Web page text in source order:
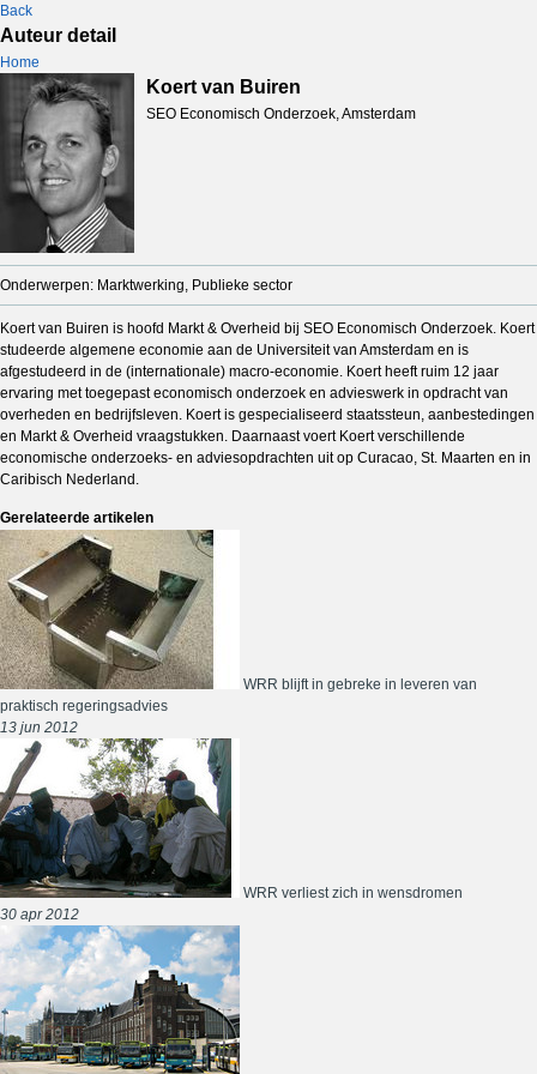
Back
Auteur detail
Home
Koert van Buiren
SEO Economisch Onderzoek, Amsterdam
Onderwerpen: Marktwerking, Publieke sector
Koert van Buiren is hoofd Markt & Overheid bij SEO Economisch Onderzoek. Koert
studeerde algemene economie aan de Universiteit van Amsterdam en is
afgestudeerd in de (internationale) macro-economie. Koert heeft ruim 12 jaar
ervaring met toegepast economisch onderzoek en advieswerk in opdracht van
overheden en bedrijfsleven. Koert is gespecialiseerd staatssteun, aanbestedingen
en Markt & Overheid vraagstukken. Daarnaast voert Koert verschillende
economische onderzoeks- en adviesopdrachten uit op Curacao, St. Maarten en in
Caribisch Nederland.
Gerelateerde artikelen
WRR blijft in gebreke in leveren van
praktisch regeringsadvies
13 jun 2012
WRR verliest zich in wensdromen
30 apr 2012